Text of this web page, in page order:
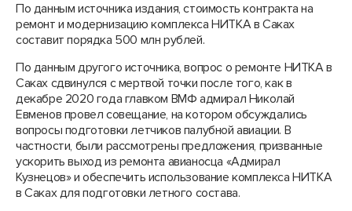
По данным источника издания, стоимость контракта на
ремонт и модернизацию комплекса НИТКА в Саках
составит порядка 500 млн рублей.
По данным другого источника, вопрос о ремонте НИТКА в
Саках сдвинулся с мертвой точки после того, как в
декабре 2020 года главком ВМФ адмирал Николай
Евменов провел совещание, на котором обсуждались
вопросы подготовки летчиков палубной авиации. В
частности, были рассмотрены предложения, призванные
ускорить выход из ремонта авианосца «Адмирал
Кузнецов» и обеспечить использование комплекса НИТКА
в Саках для подготовки летного состава.